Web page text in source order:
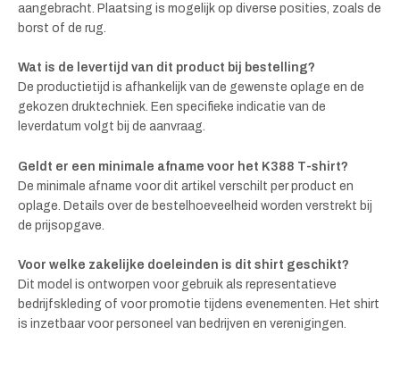
aangebracht. Plaatsing is mogelijk op diverse posities, zoals de
borst of de rug.
Wat is de levertijd van dit product bij bestelling?
De productietijd is afhankelijk van de gewenste oplage en de
gekozen druktechniek. Een specifieke indicatie van de
leverdatum volgt bij de aanvraag.
Geldt er een minimale afname voor het K388 T-shirt?
De minimale afname voor dit artikel verschilt per product en
oplage. Details over de bestelhoeveelheid worden verstrekt bij
de prijsopgave.
Voor welke zakelijke doeleinden is dit shirt geschikt?
Dit model is ontworpen voor gebruik als representatieve
bedrijfskleding of voor promotie tijdens evenementen. Het shirt
is inzetbaar voor personeel van bedrijven en verenigingen.